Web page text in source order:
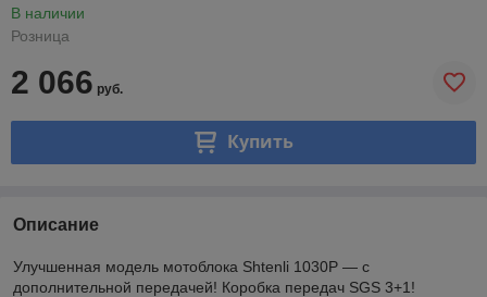
В наличии
Розница
2 066 руб.
Купить
Описание
Улучшенная модель мотоблока Shtenli 1030Р — с
дополнительной передачей! Коробка передач SGS 3+1!